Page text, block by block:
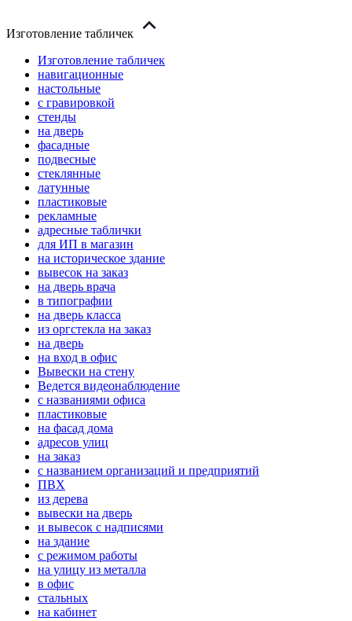
Изготовление табличек
Изготовление табличек
навигационные
настольные
с гравировкой
стенды
на дверь
фасадные
подвесные
стеклянные
латунные
пластиковые
рекламные
адресные таблички
для ИП в магазин
на историческое здание
вывесок на заказ
на дверь врача
в типографии
на дверь класса
из оргстекла на заказ
на дверь
на вход в офис
Вывески на стену
Ведется видеонаблюдение
с названиями офиса
пластиковые
на фасад дома
адресов улиц
на заказ
с названием организаций и предприятий
ПВХ
из дерева
вывески на дверь
и вывесок с надписями
на здание
с режимом работы
на улицу из металла
в офис
стальных
на кабинет